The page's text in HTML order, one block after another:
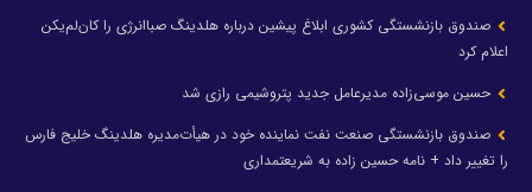
صندوق بازنشستگی کشوری ابلاغ پیشین درباره هلدینگ صباانرژی را کان‌لم‌یکن
اعلام کرد
حسین موسی‌زاده مدیرعامل جدید پتروشیمی رازی شد
صندوق بازنشستگی صنعت نفت نماینده خود در هیأت‌مدیره هلدینگ خلیج فارس
را تغییر داد + نامه حسین زاده به شریعتمداری